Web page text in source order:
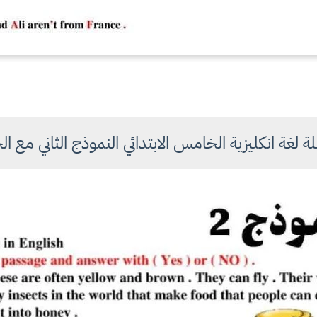
لغة انكليزية الخامس الابتدائي النموذج الثاني مع